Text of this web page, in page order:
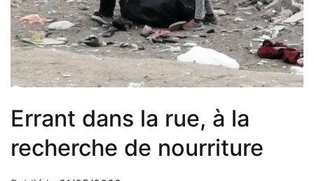
Errant dans la rue, à la
recherche de nourriture